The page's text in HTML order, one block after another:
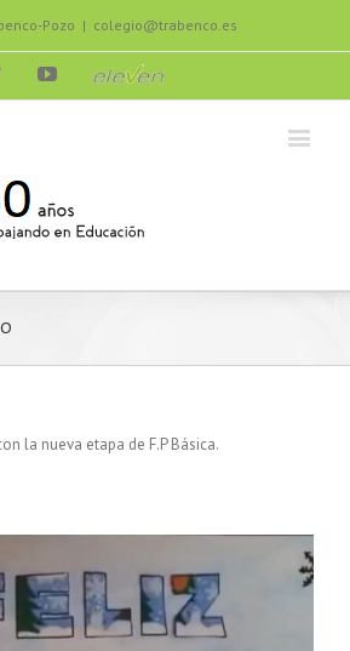
Pozo | colegio@trabenco.es
TwitterYoutube
eleven
la nueva etapa de F.P Básica.